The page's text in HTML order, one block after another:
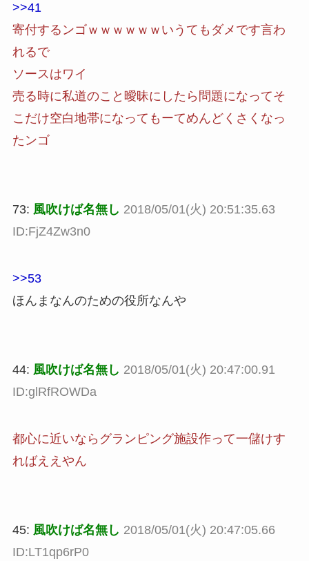
>>41
寄付するンゴｗｗｗｗｗｗいうてもダメです言わ
れるで
ソースはワイ
売る時に私道のこと曖昧にしたら問題になってそ
こだけ空白地帯になってもーてめんどくさくなっ
たンゴ
73: 風吹けば名無し 2018/05/01(火) 20:51:35.63
ID:FjZ4Zw3n0
>>53
ほんまなんのための役所なんや
44: 風吹けば名無し 2018/05/01(火) 20:47:00.91
ID:glRfROWDa
都心に近いならグランピング施設作って一儲けす
ればええやん
45: 風吹けば名無し 2018/05/01(火) 20:47:05.66
ID:LT1qp6rP0